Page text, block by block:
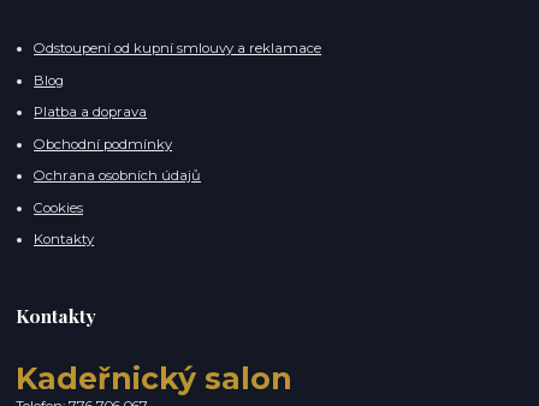
Odstoupení od kupní smlouvy a reklamace
Blog
Platba a doprava
Obchodní podmínky
Ochrana osobních údajů
Cookies
Kontakty
Kontakty
Kadeřnický salon